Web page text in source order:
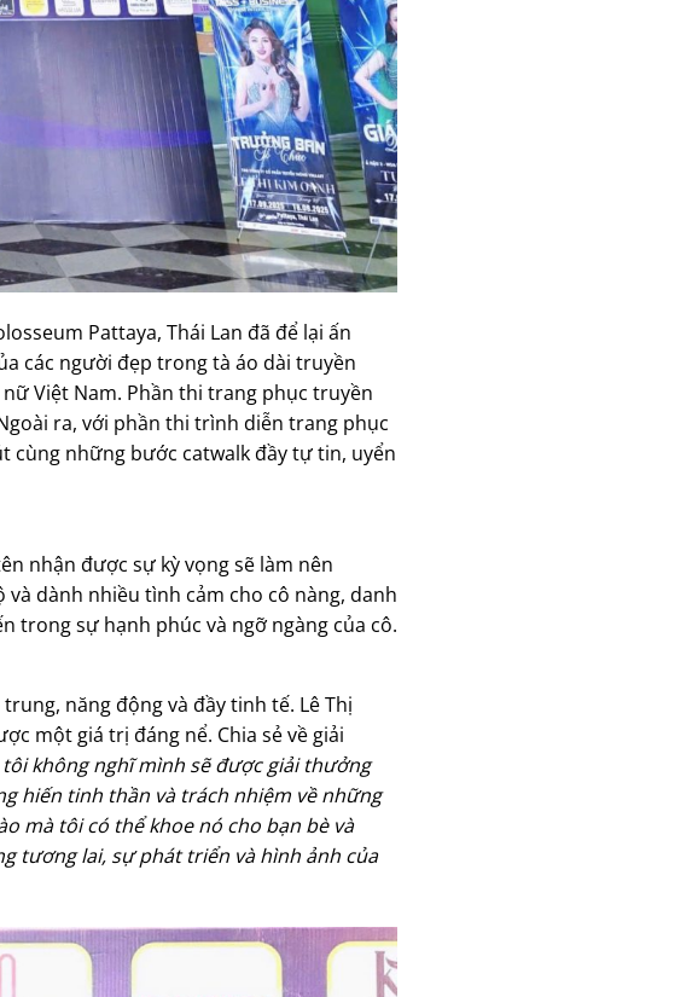
Pattaya, Thái Lan đã để lại ấn
các người đẹp trong tà áo dài truyền
Việt Nam. Phần thi trang phục truyền
ra, với phần thi trình diễn trang phục
những bước catwalk đầy tự tin, uyển
nhận được sự kỳ vọng sẽ làm nên
dành nhiều tình cảm cho cô nàng, danh
trong sự hạnh phúc và ngỡ ngàng của cô.
năng động và đầy tinh tế. Lê Thị
một giá trị đáng nể. Chia sẻ về giải
không nghĩ mình sẽ được giải thưởng
hiến tinh thần và trách nhiệm về những
mà tôi có thể khoe nó cho bạn bè và
tương lai, sự phát triển và hình ảnh của